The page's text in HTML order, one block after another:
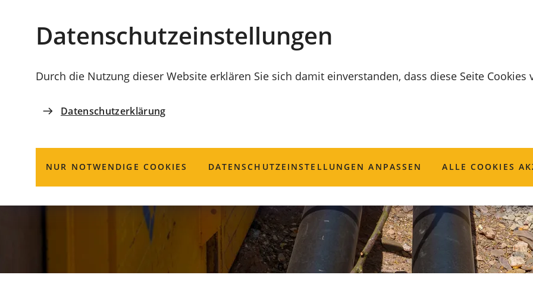
Datenschutz­einstellungen
Durch die Nutzung dieser Website erklären Sie sich damit einverstanden, dass diese Seite Cookies
Datenschutzerklärung
NUR NOTWENDIGE COOKIES DATENSCHUTZ­EINSTELLUNGEN ANPASSEN ALLE COOKIES
Coburg